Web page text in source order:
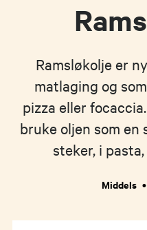
Ramsløkolje er
matlaging og
pizza eller
bruke oljen som
steker, i
Middels •